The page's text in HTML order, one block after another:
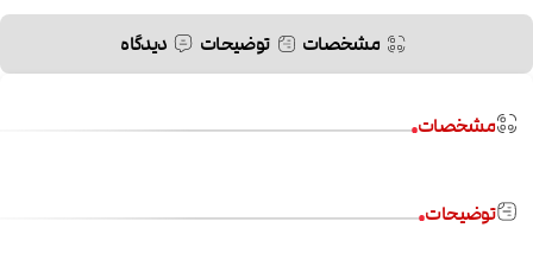
مشخصات توضیحات دیدگاه
مشخصات
توضیحات